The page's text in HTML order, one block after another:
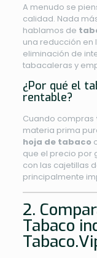
A menudo se
calidad. Nada
hablamos de
una reducción en
eliminación de
tabacaleras y
¿Por qué el
rentable?
Cuando compras
materia prima
hoja de tabaco
que el precio por
con las cajetillas
principalmente
2.
Tabaco